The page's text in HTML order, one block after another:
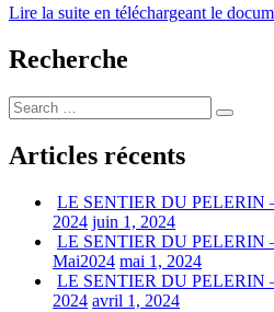
Lire la suite en téléchargeant le
Recherche
Search
for:
Search
Articles récents
LE SENTIER DU PELERIN
2024 juin 1, 2024
LE SENTIER DU PELERIN
Mai2024 mai 1, 2024
LE SENTIER DU PELERIN
2024 avril 1, 2024